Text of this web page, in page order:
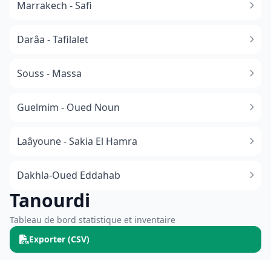
Marrakech - Safi
Darâa - Tafilalet
Souss - Massa
​Guelmim - Oued Noun
Laâyoune - Sakia El Hamra
Dakhla-Oued Eddahab
Tanourdi
Tableau de bord statistique et inventaire
Exporter (CSV)